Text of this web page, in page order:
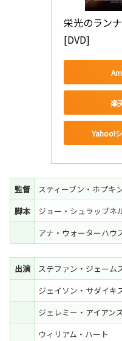
栄光のラン
[DVD]
楽
Yahoo!
監督
スティーブン・ホプキ
脚本
ジョー・シュラップネ
アナ・ウォーターハウ
出演
ステファン・ジェーム
ジェイソン・サダイキ
ジェレミー・アイアン
ウィリアム・ハート